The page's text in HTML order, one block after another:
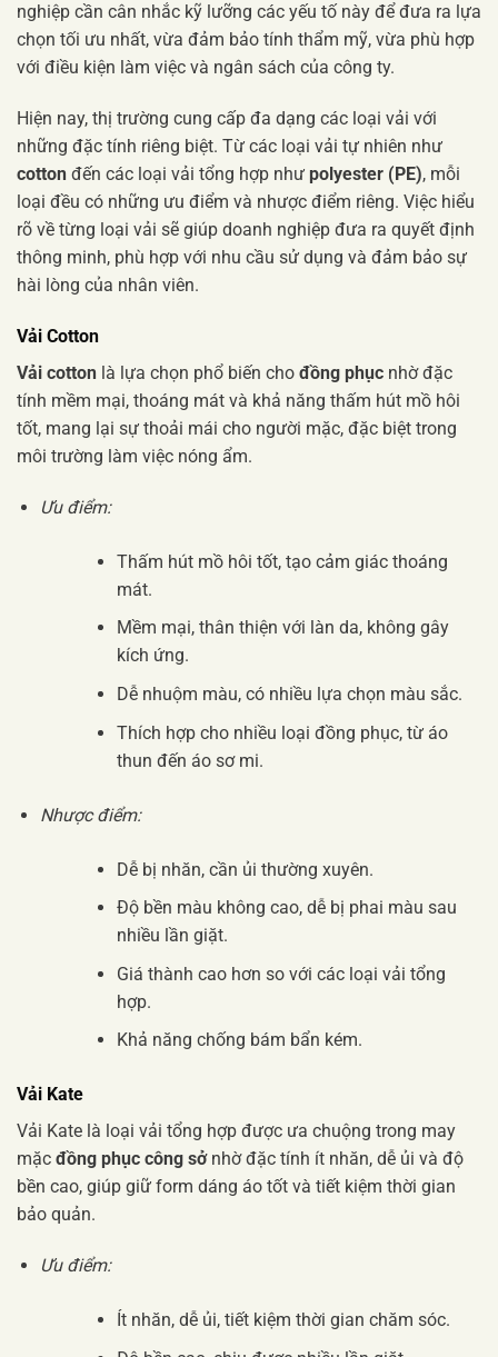
nghiệp cần cân nhắc kỹ lưỡng các yếu tố này để đưa ra lựa
chọn tối ưu nhất, vừa đảm bảo tính thẩm mỹ, vừa phù hợp
với điều kiện làm việc và ngân sách của công ty.
Hiện nay, thị trường cung cấp đa dạng các loại vải với
những đặc tính riêng biệt. Từ các loại vải tự nhiên như
cotton đến các loại vải tổng hợp như polyester (PE), mỗi
loại đều có những ưu điểm và nhược điểm riêng. Việc hiểu
rõ về từng loại vải sẽ giúp doanh nghiệp đưa ra quyết định
thông minh, phù hợp với nhu cầu sử dụng và đảm bảo sự
hài lòng của nhân viên.
Vải Cotton
Vải cotton là lựa chọn phổ biến cho đồng phục nhờ đặc
tính mềm mại, thoáng mát và khả năng thấm hút mồ hôi
tốt, mang lại sự thoải mái cho người mặc, đặc biệt trong
môi trường làm việc nóng ẩm.
Ưu điểm:
Thấm hút mồ hôi tốt, tạo cảm giác thoáng
mát.
Mềm mại, thân thiện với làn da, không gây
kích ứng.
Dễ nhuộm màu, có nhiều lựa chọn màu sắc.
Thích hợp cho nhiều loại đồng phục, từ áo
thun đến áo sơ mi.
Nhược điểm:
Dễ bị nhăn, cần ủi thường xuyên.
Độ bền màu không cao, dễ bị phai màu sau
nhiều lần giặt.
Giá thành cao hơn so với các loại vải tổng
hợp.
Khả năng chống bám bẩn kém.
Vải Kate
Vải Kate là loại vải tổng hợp được ưa chuộng trong may
mặc đồng phục công sởnhờ đặc tính ít nhăn, dễ ủi và độ
bền cao, giúp giữ form dáng áo tốt và tiết kiệm thời gian
bảo quản.
Ưu điểm:
Ít nhăn, dễ ủi, tiết kiệm thời gian chăm sóc.